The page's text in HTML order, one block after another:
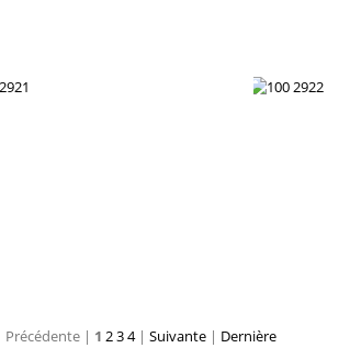
Précédente | 1 234 | Suivante | Dernière